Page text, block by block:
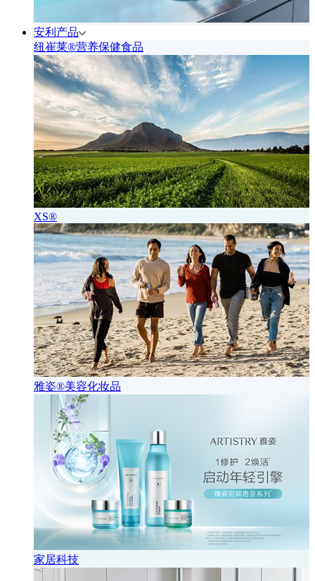
安利产品
纽崔莱®营养保健食品
XS®
雅姿®美容化妆品
家居科技